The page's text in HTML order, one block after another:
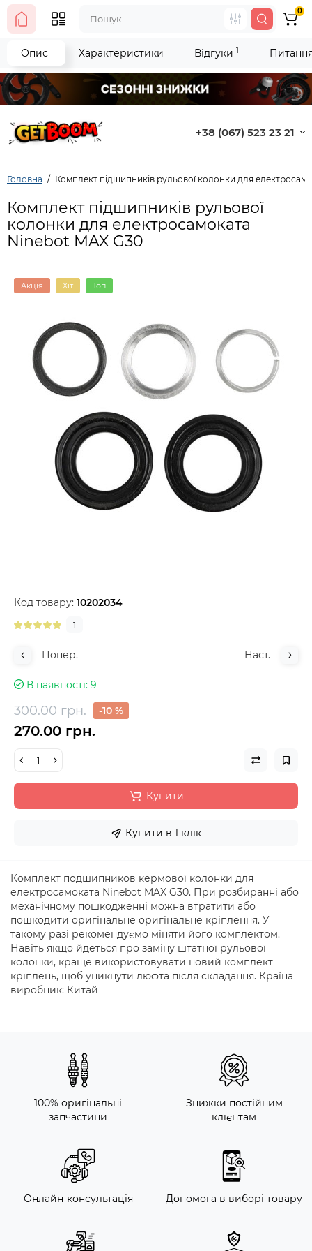
+38 (067) 523 23 21
0
Головна Комплект підшипників рульової колонки для
Комплект підшипників рульової
колонки для електросамоката
Ninebot MAX G30
Акція Хіт Топ
Код товару: 10202034
1
Попер. Наст.
В наявності 9
300.00 грн. -10 %
270.00 грн.
Купити
Купити в 1 клік
Опис Характеристики Відгуки 1
Комплект подшипников кермової колонки для
електросамоката Ninebot MAX G30. При розбиранні або
механічному пошкодженні можна втратити або
пошкодити оригінальне оригінальне кріплення. У
такому разі рекомендуємо міняти його комплектом.
Навіть якщо йдеться про заміну штатної рульової
колонки, краще використовувати новий комплект
кріплень, щоб уникнути люфта після складання. Країна
виробник: Китай
100% оригінальні
запчастини
Знижки постійним
клієнтам
Онлайн-консультація Допомога в виборі товару